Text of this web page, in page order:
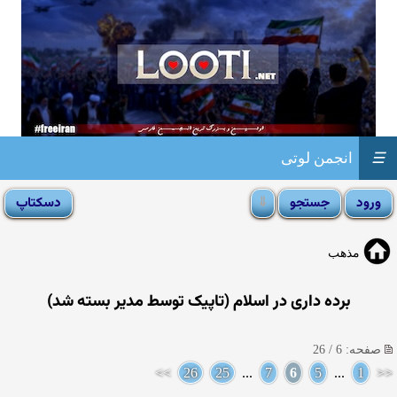
انجمن لوتی ☰
مذهب
برده داری در اسلام (تاپیک توسط مدیر بسته شد)
صفحه: 6 / 26
<<
1
...
5
6
7
...
25
26
>>